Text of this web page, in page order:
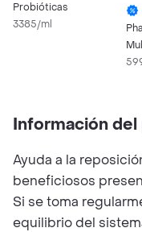
Probióticas
3385/ml
Información
Ayuda a la
beneficiosos
Si se toma
equilibrio del